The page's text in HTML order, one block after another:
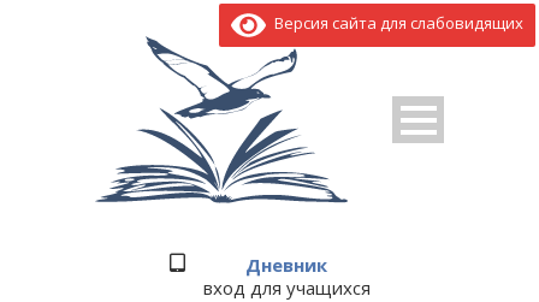
Дневник
вход для учащихся
Версия сайта для слабовидящих